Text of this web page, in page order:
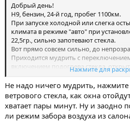
Добрый день!
Н9, бензин, 24-й год, пробег 1100км.
При запуске холодной или слегка
климата в режиме "авто" при
22,5гр., сильно запотевают стекла.
Вот прямо совсем сильно, до
Приходится мудрить с
включением подогрева стекла,
Первый раз с таким сталкиваюсь!
Это нормально или я какого-то
Подскажите, коллеги!
Спасибо!
Нажмите для
Не надо ничего мудрить, нажмите
ветрового стекла, как окна
хватает пары минут. Ну и заодно
ли режим забора воздуха из